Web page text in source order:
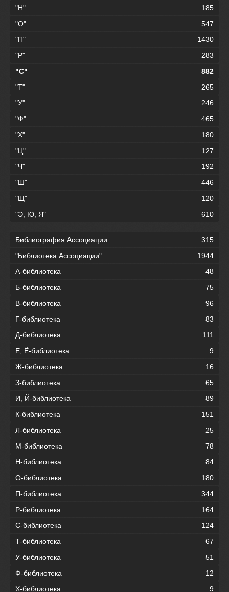
"Н"
185
"О"
547
"П"
1430
"Р"
283
"С"
882
"Т"
265
"У"
246
"Ф"
465
"Х"
180
"Ц"
127
"Ч"
192
"Ш"
446
"Щ"
120
"Э, Ю, Я"
610
Библиография Ассоциации
315
"Библиотека Ассоциации"
1944
А-библиотека
48
Б-библиотека
75
В-библиотека
96
Г-библиотека
83
Д-библиотека
111
Е, Ё-библиотека
9
Ж-библиотека
16
З-библиотека
65
И, Й-библиотека
89
К-библиотека
151
Л-библиотека
25
М-библиотека
78
Н-библиотека
84
О-библиотека
180
П-библиотека
344
Р-библиотека
164
С-библиотека
124
Т-библиотека
67
У-библиотека
51
Ф-библиотека
12
Х-библиотека
9